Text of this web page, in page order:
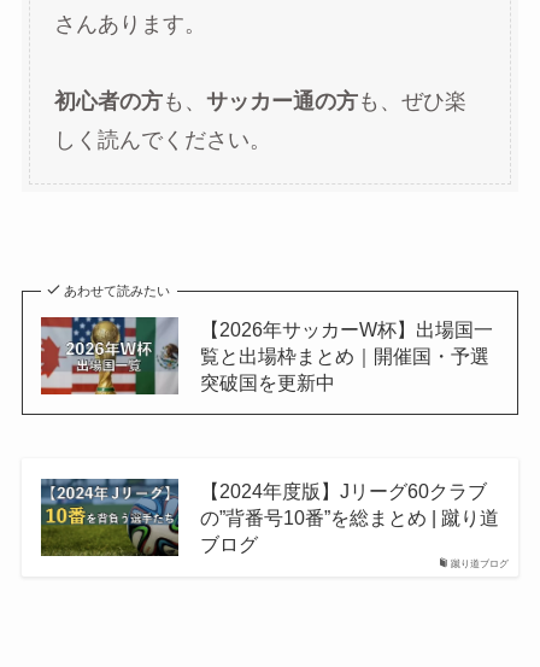
さんあります。
初心者の方も、 サッカー通の方も、ぜひ楽
しく読んでください。
あわせて読みたい
【2026年サッカーW杯】出場国一
覧と出場枠まとめ｜開催国・予選
突破国を更新中
蹴り道ブログ
【2024年度版】Jリーグ60クラブ
の”背番号10番”を総まとめ | 蹴り道
ブログ